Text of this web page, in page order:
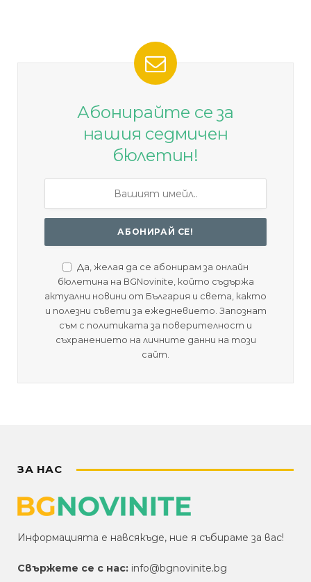
Абонирайте се за
нашия седмичен
бюлетин!
Да, желая да се абонирам за онлайн
бюлетина на BGNovinite, който съдържа
актуални новини от България и света, както
и полезни съвети за ежедневието. Запознат
съм с политиката за поверителност и
съхранението на личните данни на този
сайт.
ЗА НАС
Информацията е навсякъде, ние я събираме за вас!
Свържете се с нас: info@bgnovinite.bg